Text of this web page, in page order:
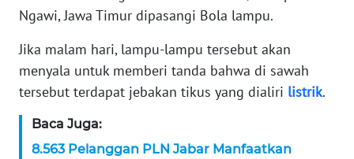
Ngawi, Jawa Timur dipasangi Bola lampu.
Jika malam hari, lampu-lampu tersebut akan
menyala untuk memberi tanda bahwa di sawah
tersebut terdapat jebakan tikus yang dialiri listrik.
Baca Juga:
8.563 Pelanggan PLN Jabar Manfaatkan
DISCLAIMER
Wahana
Regional